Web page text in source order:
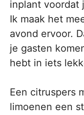
inplant voordat
Ik maak het
avond ervoor.
je gasten
hebt in iets
Een citruspers
limoenen een